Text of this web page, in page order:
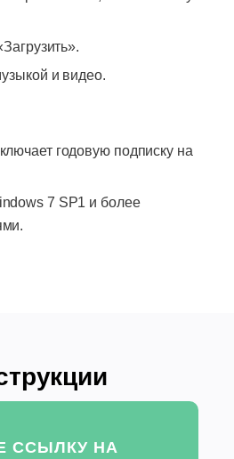
и видео.
годовую подписку на
7 SP1 и более
ССЫЛКУ НА